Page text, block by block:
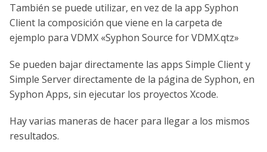
También se puede utilizar, en vez de la app Syphon
Client la composición que viene en la carpeta de
ejemplo para VDMX «Syphon Source for VDMX.qtz»
Se pueden bajar directamente las apps Simple Client y
Simple Server directamente de la página de Syphon, en
Syphon Apps, sin ejecutar los proyectos Xcode.
Hay varias maneras de hacer para llegar a los mismos
resultados.